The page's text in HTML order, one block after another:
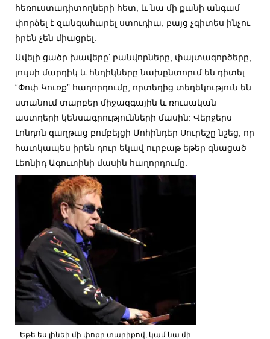
հեռուստադիտողների հետ, և նա մի քանի անգամ
փորձել է զանգահարել ստուդիա, բայց չգիտես ինչու
իրեն չեն միացրել:
Ավելի ցածր խավերը՝ բանվորները, փայտագործերը,
լույսի մարդիկ և հնդիկները նախընտորւմ են դիտել
“Փոփ Կուռք” հաղորդումը, որտեղից տեղեկություն են
ստանում տարբեր միջազգային և ռուսական
աստղերի կենսագրությունների մասին: Վերջերս
Լոնդոն գաղթաց բոմբեյցի Մոհինդեր Սուրեշը նշեց, որ
հատկապես իրեն դուր եկավ ուրբաթ եթեր գնացած
Լեոնիդ Ագուտինի մասին հաղորդումը:
Եթե ես լինեի մի փոքր տարիքով, կամ նա մի